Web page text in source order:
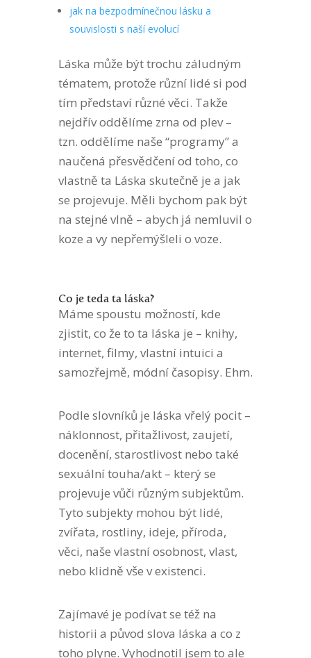
jak na bezpodmínečnou lásku a
souvislosti s naší evolucí
Láska může být trochu záludným
tématem, protože různí lidé si pod
tím představí různé věci. Takže
nejdřív oddělíme zrna od plev –
tzn. oddělíme naše “programy” a
naučená přesvědčení od toho, co
vlastně ta Láska skutečně je a jak
se projevuje. Měli bychom pak být
na stejné vlně – abych já nemluvil o
koze a vy nepřemýšleli o voze.
Co je teda ta láska?
Máme spoustu možností, kde
zjistit, co že to ta láska je – knihy,
internet, filmy, vlastní intuici a
samozřejmě, módní časopisy. Ehm.
Podle slovníků je láska vřelý pocit –
náklonnost, přitažlivost, zaujetí,
docenění, starostlivost nebo také
sexuální touha/akt – který se
projevuje vůči různým subjektům.
Tyto subjekty mohou být lidé,
zvířata, rostliny, ideje, příroda,
věci, naše vlastní osobnost, vlast,
nebo klidně vše v existenci.
Zajímavé je podívat se též na
historii a původ slova láska a co z
toho plyne. Vyhodnotil jsem to ale